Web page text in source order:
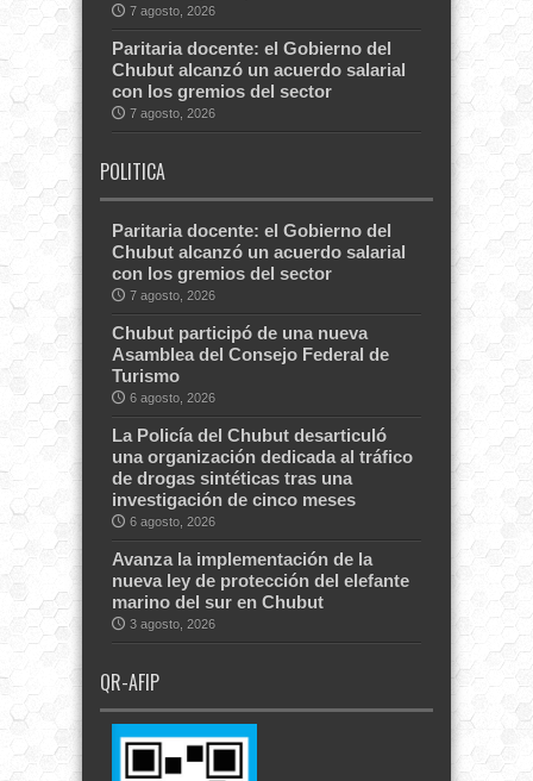
7 agosto, 2026
Paritaria docente: el Gobierno del
Chubut alcanzó un acuerdo salarial
con los gremios del sector
7 agosto, 2026
POLITICA
Paritaria docente: el Gobierno del
Chubut alcanzó un acuerdo salarial
con los gremios del sector
7 agosto, 2026
Chubut participó de una nueva
Asamblea del Consejo Federal de
Turismo
6 agosto, 2026
La Policía del Chubut desarticuló
una organización dedicada al tráfico
de drogas sintéticas tras una
investigación de cinco meses
6 agosto, 2026
Avanza la implementación de la
nueva ley de protección del elefante
marino del sur en Chubut
3 agosto, 2026
QR-AFIP